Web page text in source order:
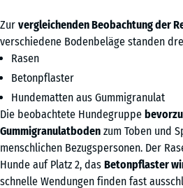
Zur vergleichenden Beobachtung der
verschiedene Bodenbeläge standen
Rasen
Betonpflaster
Hundematten aus Gummigranulat
Die beobachtete Hundegruppe
Gummigranulatboden zum Toben und
menschlichen Bezugspersonen. Der
Hunde auf Platz 2, das Betonpflaster
schnelle Wendungen finden fast